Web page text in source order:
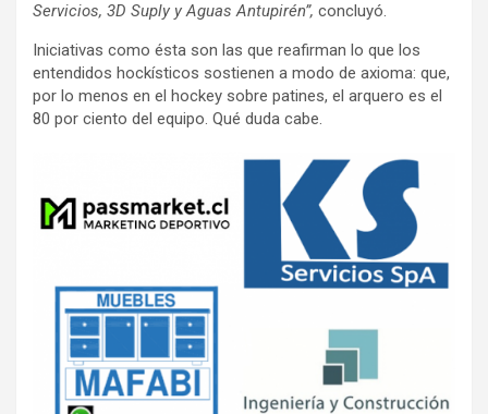
Servicios, 3D Suply y Aguas Antupirén”, concluyó.
Iniciativas como ésta son las que reafirman lo que los
entendidos hockísticos sostienen a modo de axioma: que,
por lo menos en el hockey sobre patines, el arquero es el
80 por ciento del equipo. Qué duda cabe.